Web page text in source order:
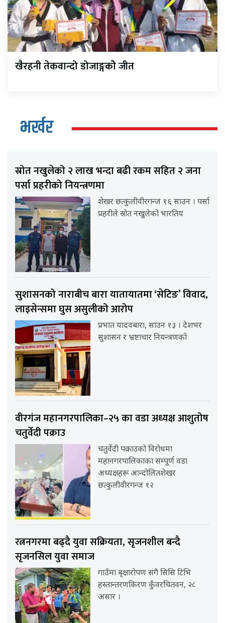
खैरहनी तेकवान्दो डोजाङ्गकोे जीत
भर्खर
स्रोत नखुलेको २ लाख भन्दा बढी रकम सहित २ जना
पर्सा प्रहरीको नियन्त्रणमा
शेखर छत्कुलीवीरगन्ज १६ साउन । पर्सा
प्रहरीले स्रोत नखुलेको भारतिय
सुशासनको नाराबीच बारा यातायातमा ‘सेटिङ’ विवाद,
लाइसेन्समा घुस असुलीको आरोप
प्रभात यादवबारा, साउन १३ । देशभर
सुशासन र भ्रष्टाचार नियन्त्रणको
वीरगंज महानगरपालिका–२५ का वडा अध्यक्ष आशुतोष
चतुर्वेदी पक्राउ
चतुर्वेदी पक्राउको विरोधमा
महानगरपालिकाका सम्पूर्ण वडा
अध्यक्षहरू आन्दोलितशेखर
छत्कुलीवीरगन्ज १२
रत्ननगरमा बढ्दै युवा सक्रियता, सृजनशील बन्दै
सृजनसिल युवा समाज
गाउँमा बृक्षारोपण संगै सिसि टिभि
हस्तान्तरणकिरण कुँवरचितवन, २८
असार ।